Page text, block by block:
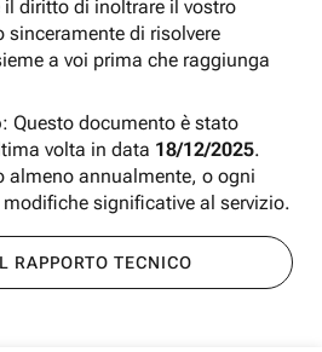
diritto di inoltrare il vostro
di risolvere
a voi prima che raggiunga
: Questo documento è stato
volta in data 18/12/2025.
almeno annualmente, o ogni
significative al servizio.
RAPPORTO TECNICO